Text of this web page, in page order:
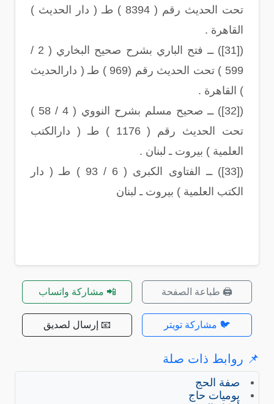
تحت الحديث رقم ( 8394 ) طـ ( دار الحديث )
القاهرة .
([31]) ــ فتح الباري بشرح صحيح البخاري ( 2 /
599 ) تحت الحديث رقم (969 ) طـ ( دارالحديث
) القاهرة .
([32]) ــ صحيح مسلم بشرح النووي ( 4 / 58 )
تحت الحديث رقم ( 1176 ) طـ ( دارالكتب
العلمية ) بيروت ـ لبنان .
([33]) ــ الفتاوى الكبرى ( 6 / 93 ) طـ ( دار
الكتب العلمية ) بيروت ـ لبنان
🖨️ طباعة الصفحة 📲 مشاركة واتساب
🐦 مشاركة تويتر 📧 إرسال لصديق
📌 روابط ذات صلة
صفة الحج
يوميات حاج